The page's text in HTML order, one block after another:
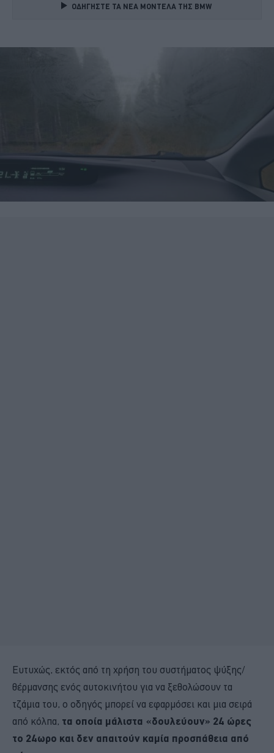
ΟΔΗΓΗΣΤΕ ΤΑ ΝΕΑ ΜΟΝΤΕΛΑ ΤΗΣ BMW
Ευτυχώς, εκτός από τη χρήση του συστήματος ψύξης/
θέρμανσης ενός αυτοκινήτου για να ξεθολώσουν τα
τζάμια του, ο οδηγός μπορεί να εφαρμόσει και μια σειρά
από κόλπα, τα οποία μάλιστα «δουλεύουν» 24 ώρες
το 24ωρο και δεν απαιτούν καμία προσπάθεια από